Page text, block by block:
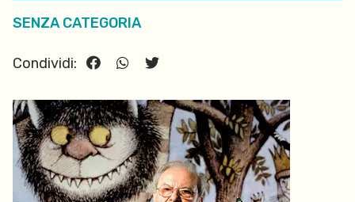
SENZA CATEGORIA
Condividi: